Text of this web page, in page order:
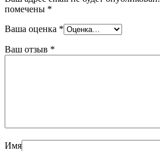
помечены *
Ваша оценка *
Ваш отзыв *
Имя